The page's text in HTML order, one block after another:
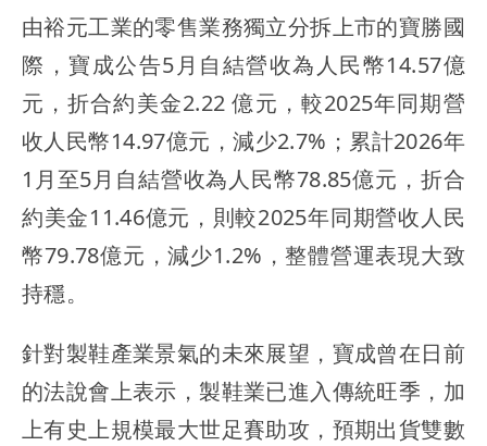
由裕元工業的零售業務獨立分拆上市的寶勝國
際，寶成公告5月自結營收為人民幣14.57億
元，折合約美金2.22 億元，較2025年同期營
收人民幣14.97億元，減少2.7%；累計2026年
1月至5月自結營收為人民幣78.85億元，折合
約美金11.46億元，則較2025年同期營收人民
幣79.78億元，減少1.2%，整體營運表現大致
持穩。
針對製鞋產業景氣的未來展望，寶成曾在日前
的法說會上表示，製鞋業已進入傳統旺季，加
上有史上規模最大世足賽助攻，預期出貨雙數